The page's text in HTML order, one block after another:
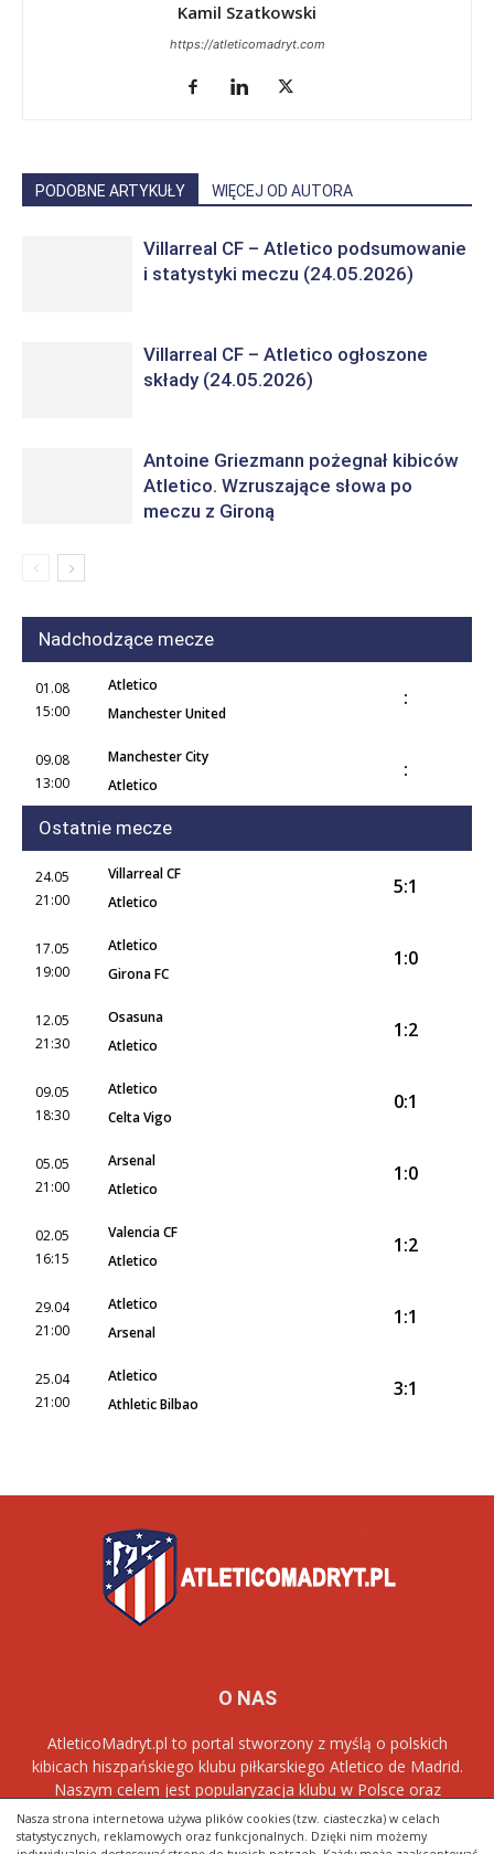
Nasza strona internetowa używa plików cookies (tzw. ciasteczka) w celach
statystycznych, reklamowych oraz funkcjonalnych. Dzięki nim możemy
Kamil Szatkowski
https://atleticomadryt.com
PODOBNE ARTYKUŁY WIĘCEJ OD AUTORA
Villarreal CF – Atletico podsumowanie
i statystyki meczu (24.05.2026)
Villarreal CF – Atletico ogłoszone
składy (24.05.2026)
Antoine Griezmann pożegnał kibiców
Atletico. Wzruszające słowa po
meczu z Gironą
Nadchodzące mecze
01.08
15:00
Atletico
Manchester United
:
09.08
13:00
Manchester City
Atletico
:
Ostatnie mecze
24.05
21:00
Villarreal CF
Atletico
5:1
17.05
19:00
Atletico
Girona FC
1:0
12.05
21:30
Osasuna
Atletico
1:2
09.05
18:30
Atletico
Celta Vigo
0:1
05.05
21:00
Arsenal
Atletico
1:0
02.05
16:15
Valencia CF
Atletico
1:2
29.04
21:00
Atletico
Arsenal
1:1
25.04
21:00
Atletico
Athletic Bilbao
3:1
O NAS
AtleticoMadryt.pl to portal stworzony z myślą o polskich
kibicach hiszpańskiego klubu piłkarskiego Atletico de Madrid.
Naszym celem jest popularyzacja klubu w Polsce oraz
dostarczanie najnowszych informacji dotyczących zespołu
Rojiblancos.